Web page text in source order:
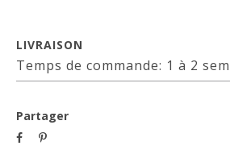
LIVRAISON
Temps de commande: 1 à 2
Partager